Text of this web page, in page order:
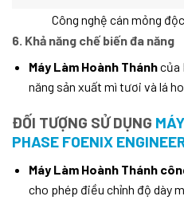
Công nghệ cán mỏng
6. Khả năng chế biến đa năng
Máy Làm Hoành Thánhcủa
năng sản xuất mì tươi và lá
ĐỐI TƯỢNG SỬ DỤNG
PHASE FOENIX
Máy Làm Hoành Thánh
cho phép điều chỉnh độ dày